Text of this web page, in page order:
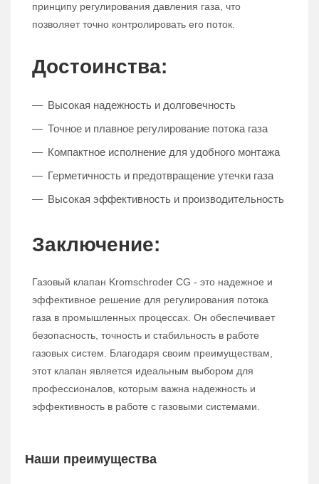
принципу регулирования давления газа, что
позволяет точно контролировать его поток.
Достоинства:
Высокая надежность и долговечность
Точное и плавное регулирование потока газа
Компактное исполнение для удобного монтажа
Герметичность и предотвращение утечки газа
Высокая эффективность и производительность
Заключение:
Газовый клапан Kromschroder CG - это надежное и
эффективное решение для регулирования потока
газа в промышленных процессах. Он обеспечивает
безопасность, точность и стабильность в работе
газовых систем. Благодаря своим преимуществам,
этот клапан является идеальным выбором для
профессионалов, которым важна надежность и
эффективность в работе с газовыми системами.
Наши преимущества